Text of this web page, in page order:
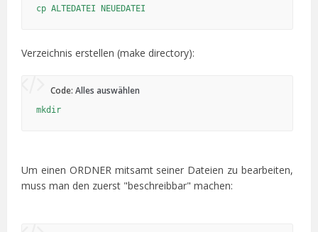
cp ALTEDATEI NEUEDATEI
Verzeichnis erstellen (make directory):
Code: Alles auswählen
mkdir
Um einen ORDNER mitsamt seiner Dateien zu bearbeiten,
muss man den zuerst "beschreibbar" machen: